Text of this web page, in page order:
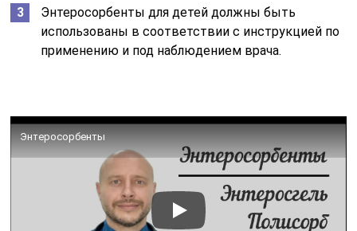
Энтеросорбенты для детей должны быть
использованы в соответствии с инструкцией по
применению и под наблюдением врача.
Энтеросорбенты